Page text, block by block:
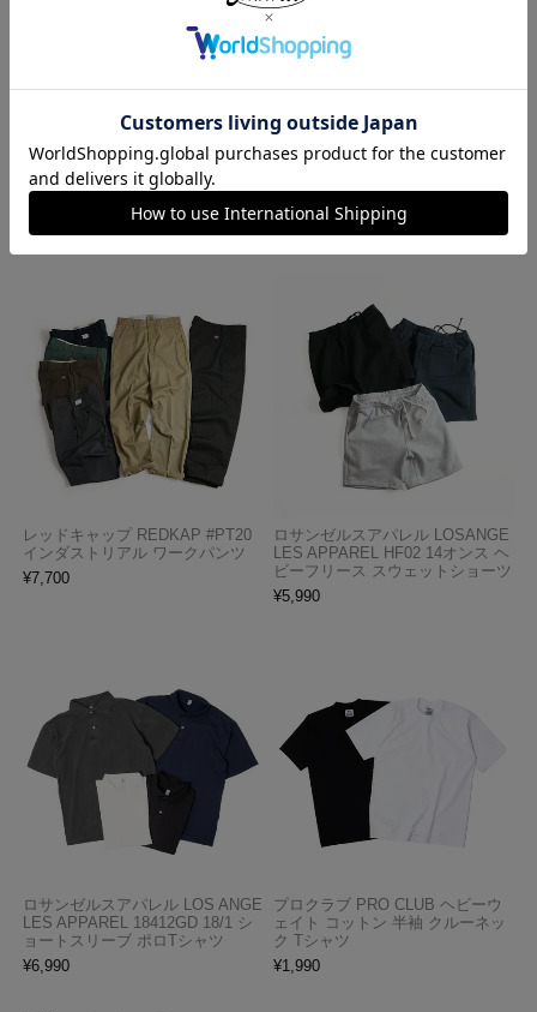
LES APPAREL 1203GD 8.5オンス
ダイ Tシャツ
¥4,990
ナ アメリカ製 トラディショナル
PANY
レッドキャップ REDKAP #PT20
インダストリアル ワークパンツ
¥7,700
ロサンゼルスアパレル LOSANGE
LES APPAREL HF02 14オンス ヘ
ビーフリース スウェットショーツ
¥5,990
ロサンゼルスアパレル LOS ANGE
LES APPAREL 18412GD 18/1 シ
ョートスリーブ ポロTシャツ
¥6,990
プロクラブ PRO CLUB ヘビーウ
ェイト コットン 半袖 クルーネッ
ク Tシャツ
¥1,990